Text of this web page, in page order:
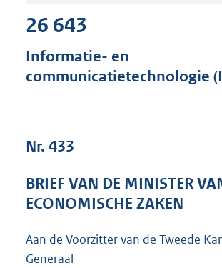
g
:
b
26 643
Informatie- en
communicatietechnologie
Nr. 433
BRIEF VAN DE MINISTER
ECONOMISCHE ZAKEN
Aan de Voorzitter van de Tweede
Generaal